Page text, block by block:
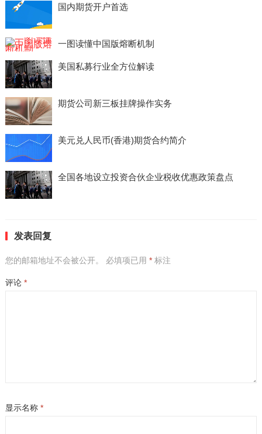
国内期货开户首选
一图读懂中国版熔断机制
美国私募行业全方位解读
期货公司新三板挂牌操作实务
美元兑人民币(香港)期货合约简介
全国各地设立投资合伙企业税收优惠政策盘点
发表回复
您的邮箱地址不会被公开。 必填项已用 *标注
评论 *
显示名称 *